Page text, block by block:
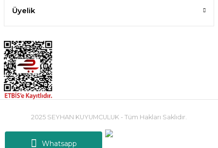
Whatsapp
Üyelik
2025 SEYHAN KUYUMCULUK - Tüm Hakları Saklıdır.